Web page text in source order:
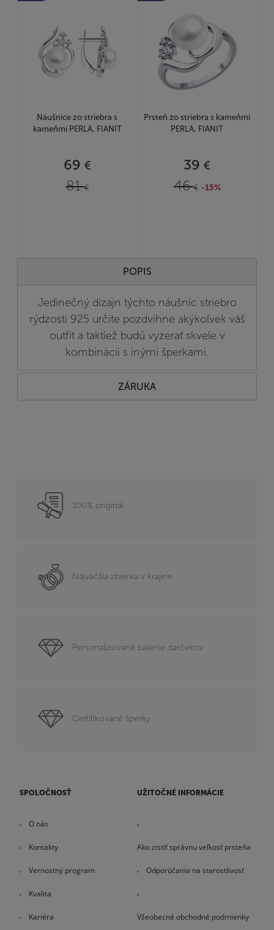
Náušnice zo striebra s
kameňmi PERLA, FIANIT
69 €
81€
Prsteň zo striebra s kameňmi
PERLA, FIANIT
39 €
46€ -15%
POPIS
Jedinečný dizajn týchto náušníc striebro
rýdzosti 925 určite pozdvihne akýkoľvek váš
outfit a taktiež budú vyzerať skvele v
kombinácii s inými šperkami.
ZÁRUKA
100% originál
Najväčšia zbierka v krajine
Personalizované balenie darčekov
Certifikované šperky
SPOLOČNOSŤ
O nás
Kontakty
Vernostný program
Kvalita
Kariéra
UŽITOČNÉ INFORMÁCIE
Ako zistiť správnu veľkosť prsteňa
Odporúčania na starostlivosť
Všeobecné obchodné podmienky